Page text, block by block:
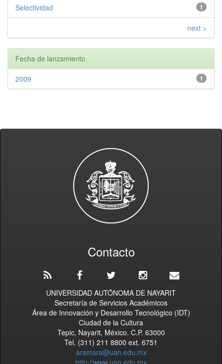
1
Selectividad
next >
Fecha de lanzamiento
1
2009
Contacto
UNIVERSIDAD AUTÓNOMA DE NAYARIT
Secretaría de Servicios Académicos
Área de Innovación y Desarrollo Tecnológico (IDT)
Ciudad de la Cultura
Tepic, Nayarit, México. C.P. 63000
Tel. (311) 211 8800 ext. 6751
aramara@uan.edu.mx
http://www.uan.edu.mx